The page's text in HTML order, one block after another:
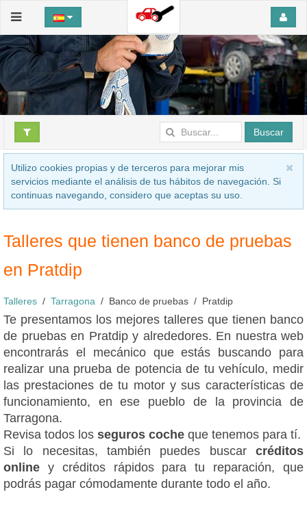
Buscar
Utilizo cookies propias y de terceros para mejorar mis
servicios mediante el análisis de tus hábitos de navegación. Si
continuas navegando, considero que aceptas su uso.
Talleres que tienen banco de pruebas
en Pratdip
Talleres Tarragona Banco de pruebas Pratdip
Te presentamos los mejores talleres que tienen banco
de pruebas en Pratdip y alrededores. En nuestra web
encontrarás el mecánico que estás buscando para
realizar una prueba de potencia de tu vehículo, medir
las prestaciones de tu motor y sus características de
funcionamiento, en ese pueblo de la provincia de
Tarragona.
Revisa todos los seguros coche que tenemos para tí.
Si lo necesitas, también puedes buscar créditos
online y créditos rápidos para tu reparación, que
podrás pagar cómodamente durante todo el año.